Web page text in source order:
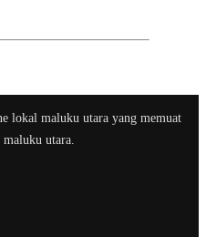
lokal maluku utara yang memuat
maluku utara.